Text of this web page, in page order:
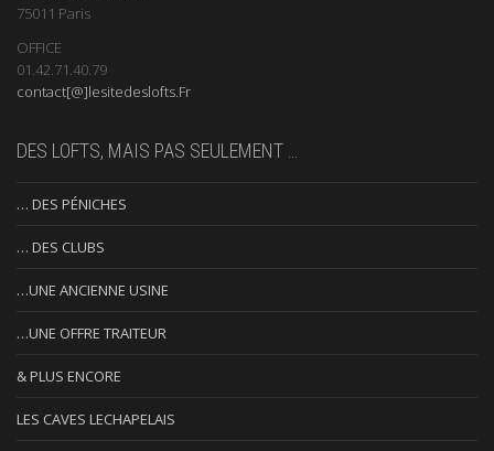
75011 Paris
OFFICE
01.42.71.40.79
contact[@]lesitedeslofts.Fr
DES LOFTS, MAIS PAS SEULEMENT …
… DES PÉNICHES
… DES CLUBS
…UNE ANCIENNE USINE
…UNE OFFRE TRAITEUR
& PLUS ENCORE
LES CAVES LECHAPELAIS